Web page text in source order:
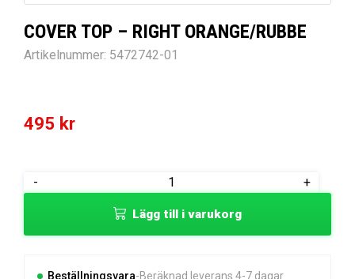
COVER TOP – RIGHT ORANGE/RUBBE
Artikelnummer: 5472742-01
495 kr
-
COVER
RIGHT
mängd
+
Lägg till i varukorg
Beställningsvara Beräknad leverans 4-7 dagar